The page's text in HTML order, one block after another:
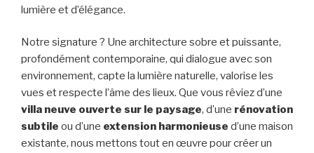
lumière et d’élégance.
Notre signature ? Une architecture sobre et puissante,
profondément contemporaine, qui dialogue avec son
environnement, capte la lumière naturelle, valorise les
vues et respecte l’âme des lieux. Que vous rêviez d’une
villa neuve ouverte sur le paysage, d’une rénovation
subtile ou d’une extension harmonieuse d’une maison
existante, nous mettons tout en œuvre pour créer un